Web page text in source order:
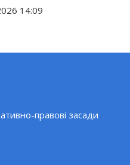
14:09
правові засади